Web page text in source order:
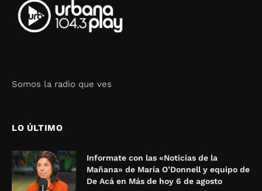
Somos la radio que ves
LO ÚLTIMO
Informate con las «Noticias de la
Mañana» de María O’Donnell y equipo de
De Acá en Más de hoy 6 de agosto